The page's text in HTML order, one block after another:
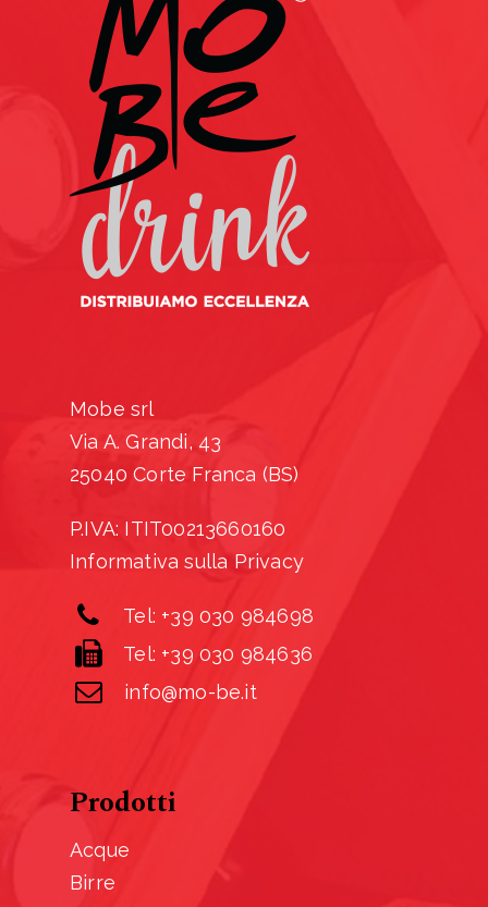
Mobe srl
Via A. Grandi, 43
25040 Corte Franca (BS)
P.IVA: ITIT00213660160
Informativa sulla Privacy
Tel: +39 030 984698
Tel: +39 030 984636
info@mo-be.it
Prodotti
Acque
Birre